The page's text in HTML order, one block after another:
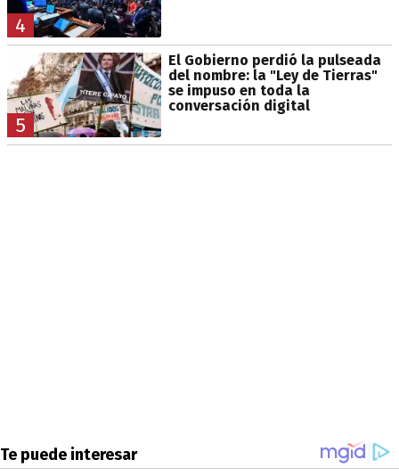
4
5
El Gobierno perdió la pulseada
del nombre: la "Ley de Tierras"
se impuso en toda la
conversación digital